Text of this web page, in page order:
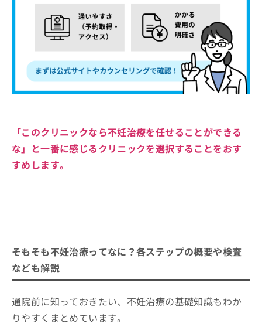
「このクリニックなら不妊治療を任せることができる
な」と一番に感じるクリニックを選択することをおす
すめします。
そもそも不妊治療ってなに？各ステップの概要や検査
なども解説
通院前に知っておきたい、不妊治療の基礎知識もわか
りやすくまとめています。